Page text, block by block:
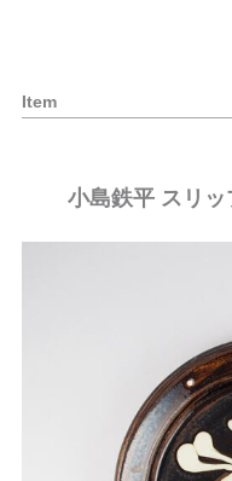
Item
小島鉄平 スリ